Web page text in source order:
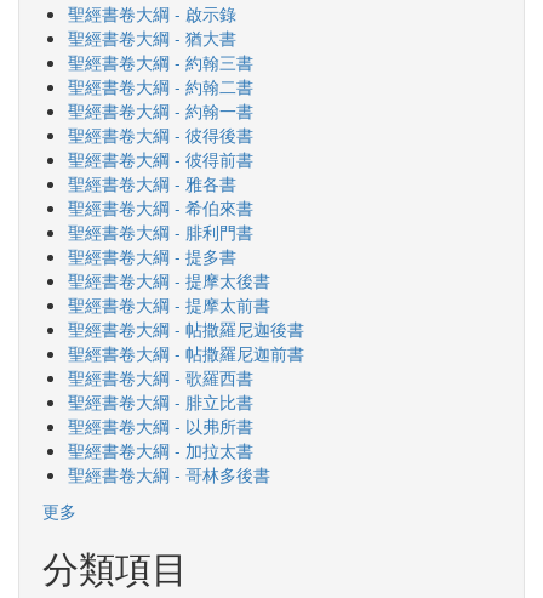
聖經書卷大綱 - 啟示錄
聖經書卷大綱 - 猶大書
聖經書卷大綱 - 約翰三書
聖經書卷大綱 - 約翰二書
聖經書卷大綱 - 約翰一書
聖經書卷大綱 - 彼得後書
聖經書卷大綱 - 彼得前書
聖經書卷大綱 - 雅各書
聖經書卷大綱 - 希伯來書
聖經書卷大綱 - 腓利門書
聖經書卷大綱 - 提多書
聖經書卷大綱 - 提摩太後書
聖經書卷大綱 - 提摩太前書
聖經書卷大綱 - 帖撒羅尼迦後書
聖經書卷大綱 - 帖撒羅尼迦前書
聖經書卷大綱 - 歌羅西書
聖經書卷大綱 - 腓立比書
聖經書卷大綱 - 以弗所書
聖經書卷大綱 - 加拉太書
聖經書卷大綱 - 哥林多後書
更多
分類項目